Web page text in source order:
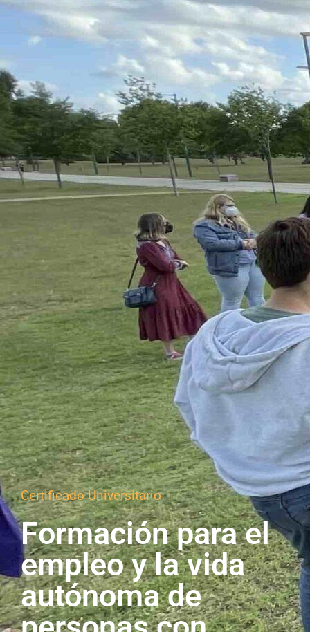
Certificado Universitario
Formación para el
empleo y la vida
autónoma de